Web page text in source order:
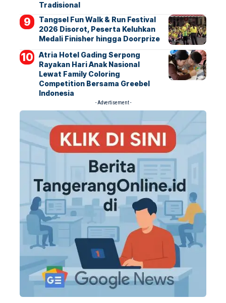
Tradisional
Tangsel Fun Walk & Run Festival
2026 Disorot, Peserta Keluhkan
Medali Finisher hingga Doorprize
Atria Hotel Gading Serpong
Rayakan Hari Anak Nasional
Lewat Family Coloring
Competition Bersama Greebel
Indonesia
- Advertisement -